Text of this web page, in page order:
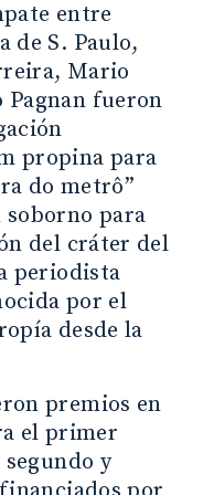
entre
de S. Paulo,
Mario
Pagnan fueron
propina para
do metrô”
para
del cráter del
periodista
por el
desde la
premios en
el primer
y